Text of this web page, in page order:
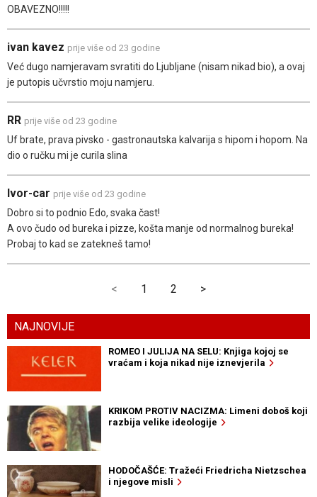
OBAVEZNO!!!!!
ivan kavez prije više od 23 godine
Već dugo namjeravam svratiti do Ljubljane (nisam nikad bio), a ovaj
je putopis učvrstio moju namjeru.
RR prije više od 23 godine
Uf brate, prava pivsko - gastronautska kalvarija s hipom i hopom. Na
dio o ručku mi je curila slina
Ivor-car prije više od 23 godine
Dobro si to podnio Edo, svaka čast!
A ovo čudo od bureka i pizze, košta manje od normalnog bureka!
Probaj to kad se zatekneš tamo!
< 1 2 >
NAJNOVIJE
ROMEO I JULIJA NA SELU: Knjiga kojoj se
vraćam i koja nikad nije iznevjerila
KRIKOM PROTIV NACIZMA: Limeni doboš koji
razbija velike ideologije
HODOČAŠĆE: Tražeći Friedricha Nietzschea
i njegove misli